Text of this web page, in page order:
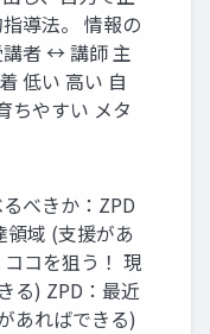
導法。 情報の
者 ↔ 講師 主
低い 高い 自
ちやすい メタ
べきか：ZPD
領域 (支援があ
コを狙う！ 現
る) ZPD：最近
あればできる)